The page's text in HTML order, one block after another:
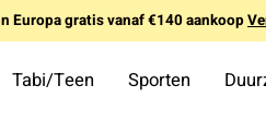
Europa gratis vanaf €140 aankoop
Tabi/Teen Sporten